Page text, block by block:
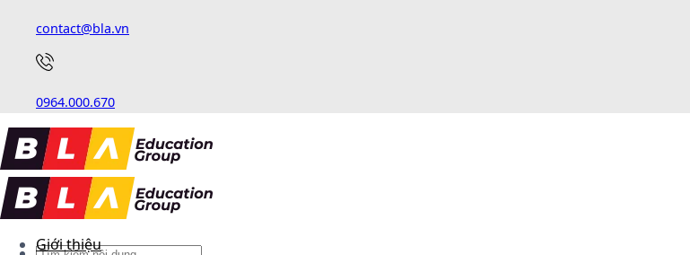
contact@bla.vn
0964.000.670
Giới thiệu